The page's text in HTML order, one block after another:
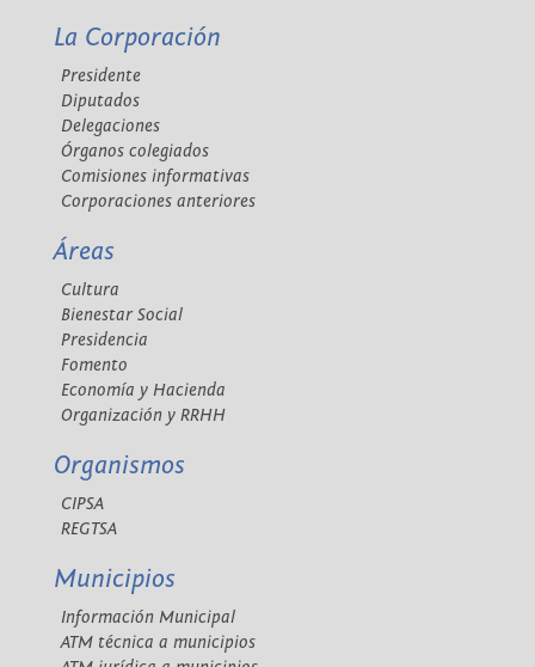
La Corporación
Presidente
Diputados
Delegaciones
Órganos colegiados
Comisiones informativas
Corporaciones anteriores
Áreas
Cultura
Bienestar Social
Presidencia
Fomento
Economía y Hacienda
Organización y RRHH
Organismos
CIPSA
REGTSA
Municipios
Información Municipal
ATM técnica a municipios